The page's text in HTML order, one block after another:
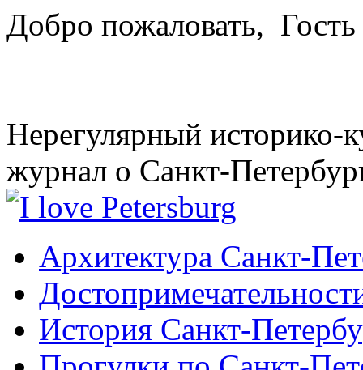
Добро пожаловать, Гость
Нерегулярный историко-
журнал о Санкт-
Архитектура Санкт-
История Санкт-